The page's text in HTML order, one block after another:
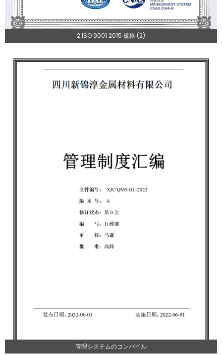
2.ISO 9001 2015 規格 (2)
管理システムのコンパイル